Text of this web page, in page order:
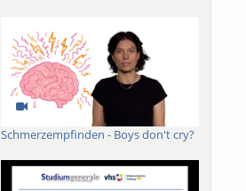
Schmerzempfinden - Boys don't cry?